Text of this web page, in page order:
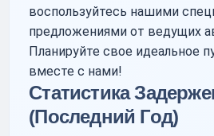
воспользуйтесь нашими
предложениями от ведущих
Планируйте свое идеальное
вместе с нами!
Статистика
(Последний Год)